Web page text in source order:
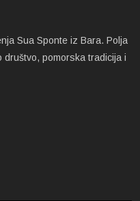
Sua Sponte iz Bara. Polja
pomorska tradicija i